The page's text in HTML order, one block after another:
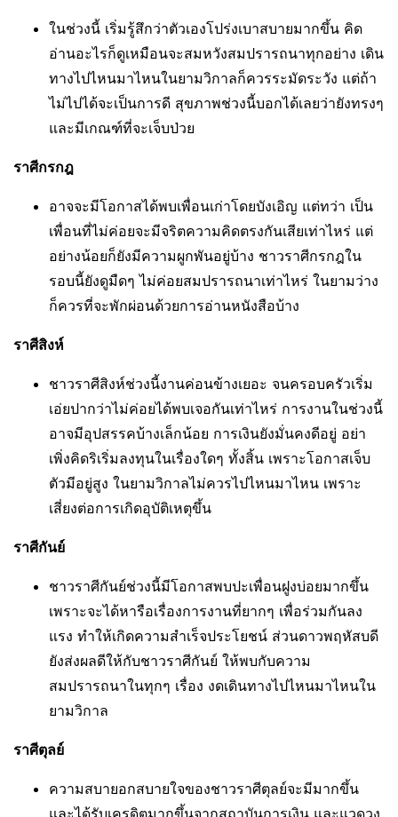
ในช่วงนี้ เริ่มรู้สึกว่าตัวเองโปร่งเบาสบายมากขึ้น คิด
อ่านอะไรก็ดูเหมือนจะสมหวังสมปรารถนาทุกอย่าง เดิน
ทางไปไหนมาไหนในยามวิกาลก็ควรระมัดระวัง แต่ถ้า
ไม่ไปได้จะเป็นการดี สุขภาพช่วงนี้บอกได้เลยว่ายังทรงๆ
และมีเกณฑ์ที่จะเจ็บป่วย
ราศีกรกฎ
อาจจะมีโอกาสได้พบเพื่อนเก่าโดยบังเอิญ แต่ทว่า เป็น
เพื่อนที่ไม่ค่อยจะมีจริตความคิดตรงกันเสียเท่าไหร่ แต่
อย่างน้อยก็ยังมีความผูกพันอยู่บ้าง ชาวราศีกรกฎใน
รอบนี้ยังดูมืดๆ ไม่ค่อยสมปรารถนาเท่าไหร่ ในยามว่าง
ก็ควรที่จะพักผ่อนด้วยการอ่านหนังสือบ้าง
ราศีสิงห์
ชาวราศีสิงห์ช่วงนี้งานค่อนข้างเยอะ จนครอบครัวเริ่ม
เอ่ยปากว่าไม่ค่อยได้พบเจอกันเท่าไหร่ การงานในช่วงนี้
อาจมีอุปสรรคบ้างเล็กน้อย การเงินยังมั่นคงดีอยู่ อย่า
เพิ่งคิดริเริ่มลงทุนในเรื่องใดๆ ทั้งสิ้น เพราะโอกาสเจ็บ
ตัวมีอยู่สูง ในยามวิกาลไม่ควรไปไหนมาไหน เพราะ
เสี่ยงต่อการเกิดอุบัติเหตุขึ้น
ราศีกันย์
ชาวราศีกันย์ช่วงนี้มีโอกาสพบปะเพื่อนฝูงบ่อยมากขึ้น
เพราะจะได้หารือเรื่องการงานที่ยากๆ เพื่อร่วมกันลง
แรง ทำให้เกิดความสำเร็จประโยชน์ ส่วนดาวพฤหัสบดี
ยังส่งผลดีให้กับชาวราศีกันย์ ให้พบกับความ
สมปรารถนาในทุกๆ เรื่อง งดเดินทางไปไหนมาไหนใน
ยามวิกาล
ราศีตุลย์
ความสบายอกสบายใจของชาวราศีตุลย์จะมีมากขึ้น